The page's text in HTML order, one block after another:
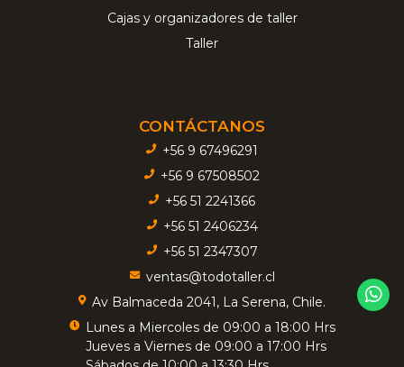
Cajas y organizadores de taller
Taller
CONTÁCTANOS
+56 9 67496291
+56 9 67508502
+56 51 2241366
+56 51 2406234
+56 51 2347307
ventas@todotaller.cl
Av Balmaceda 2041, La Serena, Chile.
Lunes a Miercoles de 09:00 a 18:00 Hrs
Jueves a Viernes de 09:00 a 17:00 Hrs